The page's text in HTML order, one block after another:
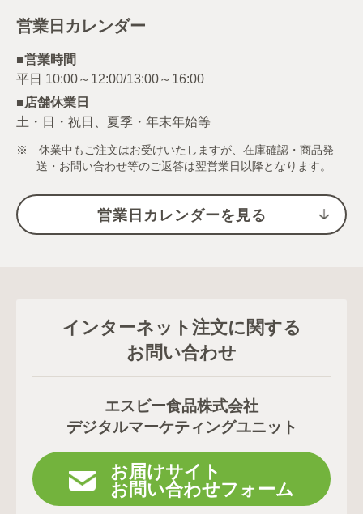
営業日カレンダー
■営業時間
■店舗休業日
土・日・祝日、夏季・年末年始等
※ 休業中もご注文はお受けいたしますが、在庫確認・商品発
送・お問い合わせ等のご返答は翌営業日以降となります。
営業日カレンダーを見る
インターネット注文に関する
お問い合わせ
エスビー食品株式会社
デジタルマーケティングユニット
お届けサイト
お問い合わせフォーム